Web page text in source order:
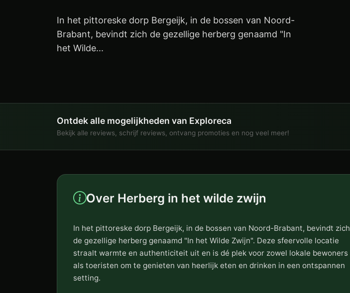
In het pittoreske dorp Bergeijk, in de bossen van Noord-
Brabant, bevindt zich de gezellige herberg genaamd "In
het Wilde...
Ontdek alle mogelijkheden van Exploreca
Bekijk alle reviews, schrijf reviews, ontvang promoties en nog veel meer!
Over Herberg in het wilde zwijn
In het pittoreske dorp Bergeijk, in de bossen van Noord-Brabant, bevindt zich
de gezellige herberg genaamd "In het Wilde Zwijn". Deze sfeervolle locatie
straalt warmte en authenticiteit uit en is dé plek voor zowel lokale bewoners
als toeristen om te genieten van heerlijk eten en drinken in een ontspannen
setting.